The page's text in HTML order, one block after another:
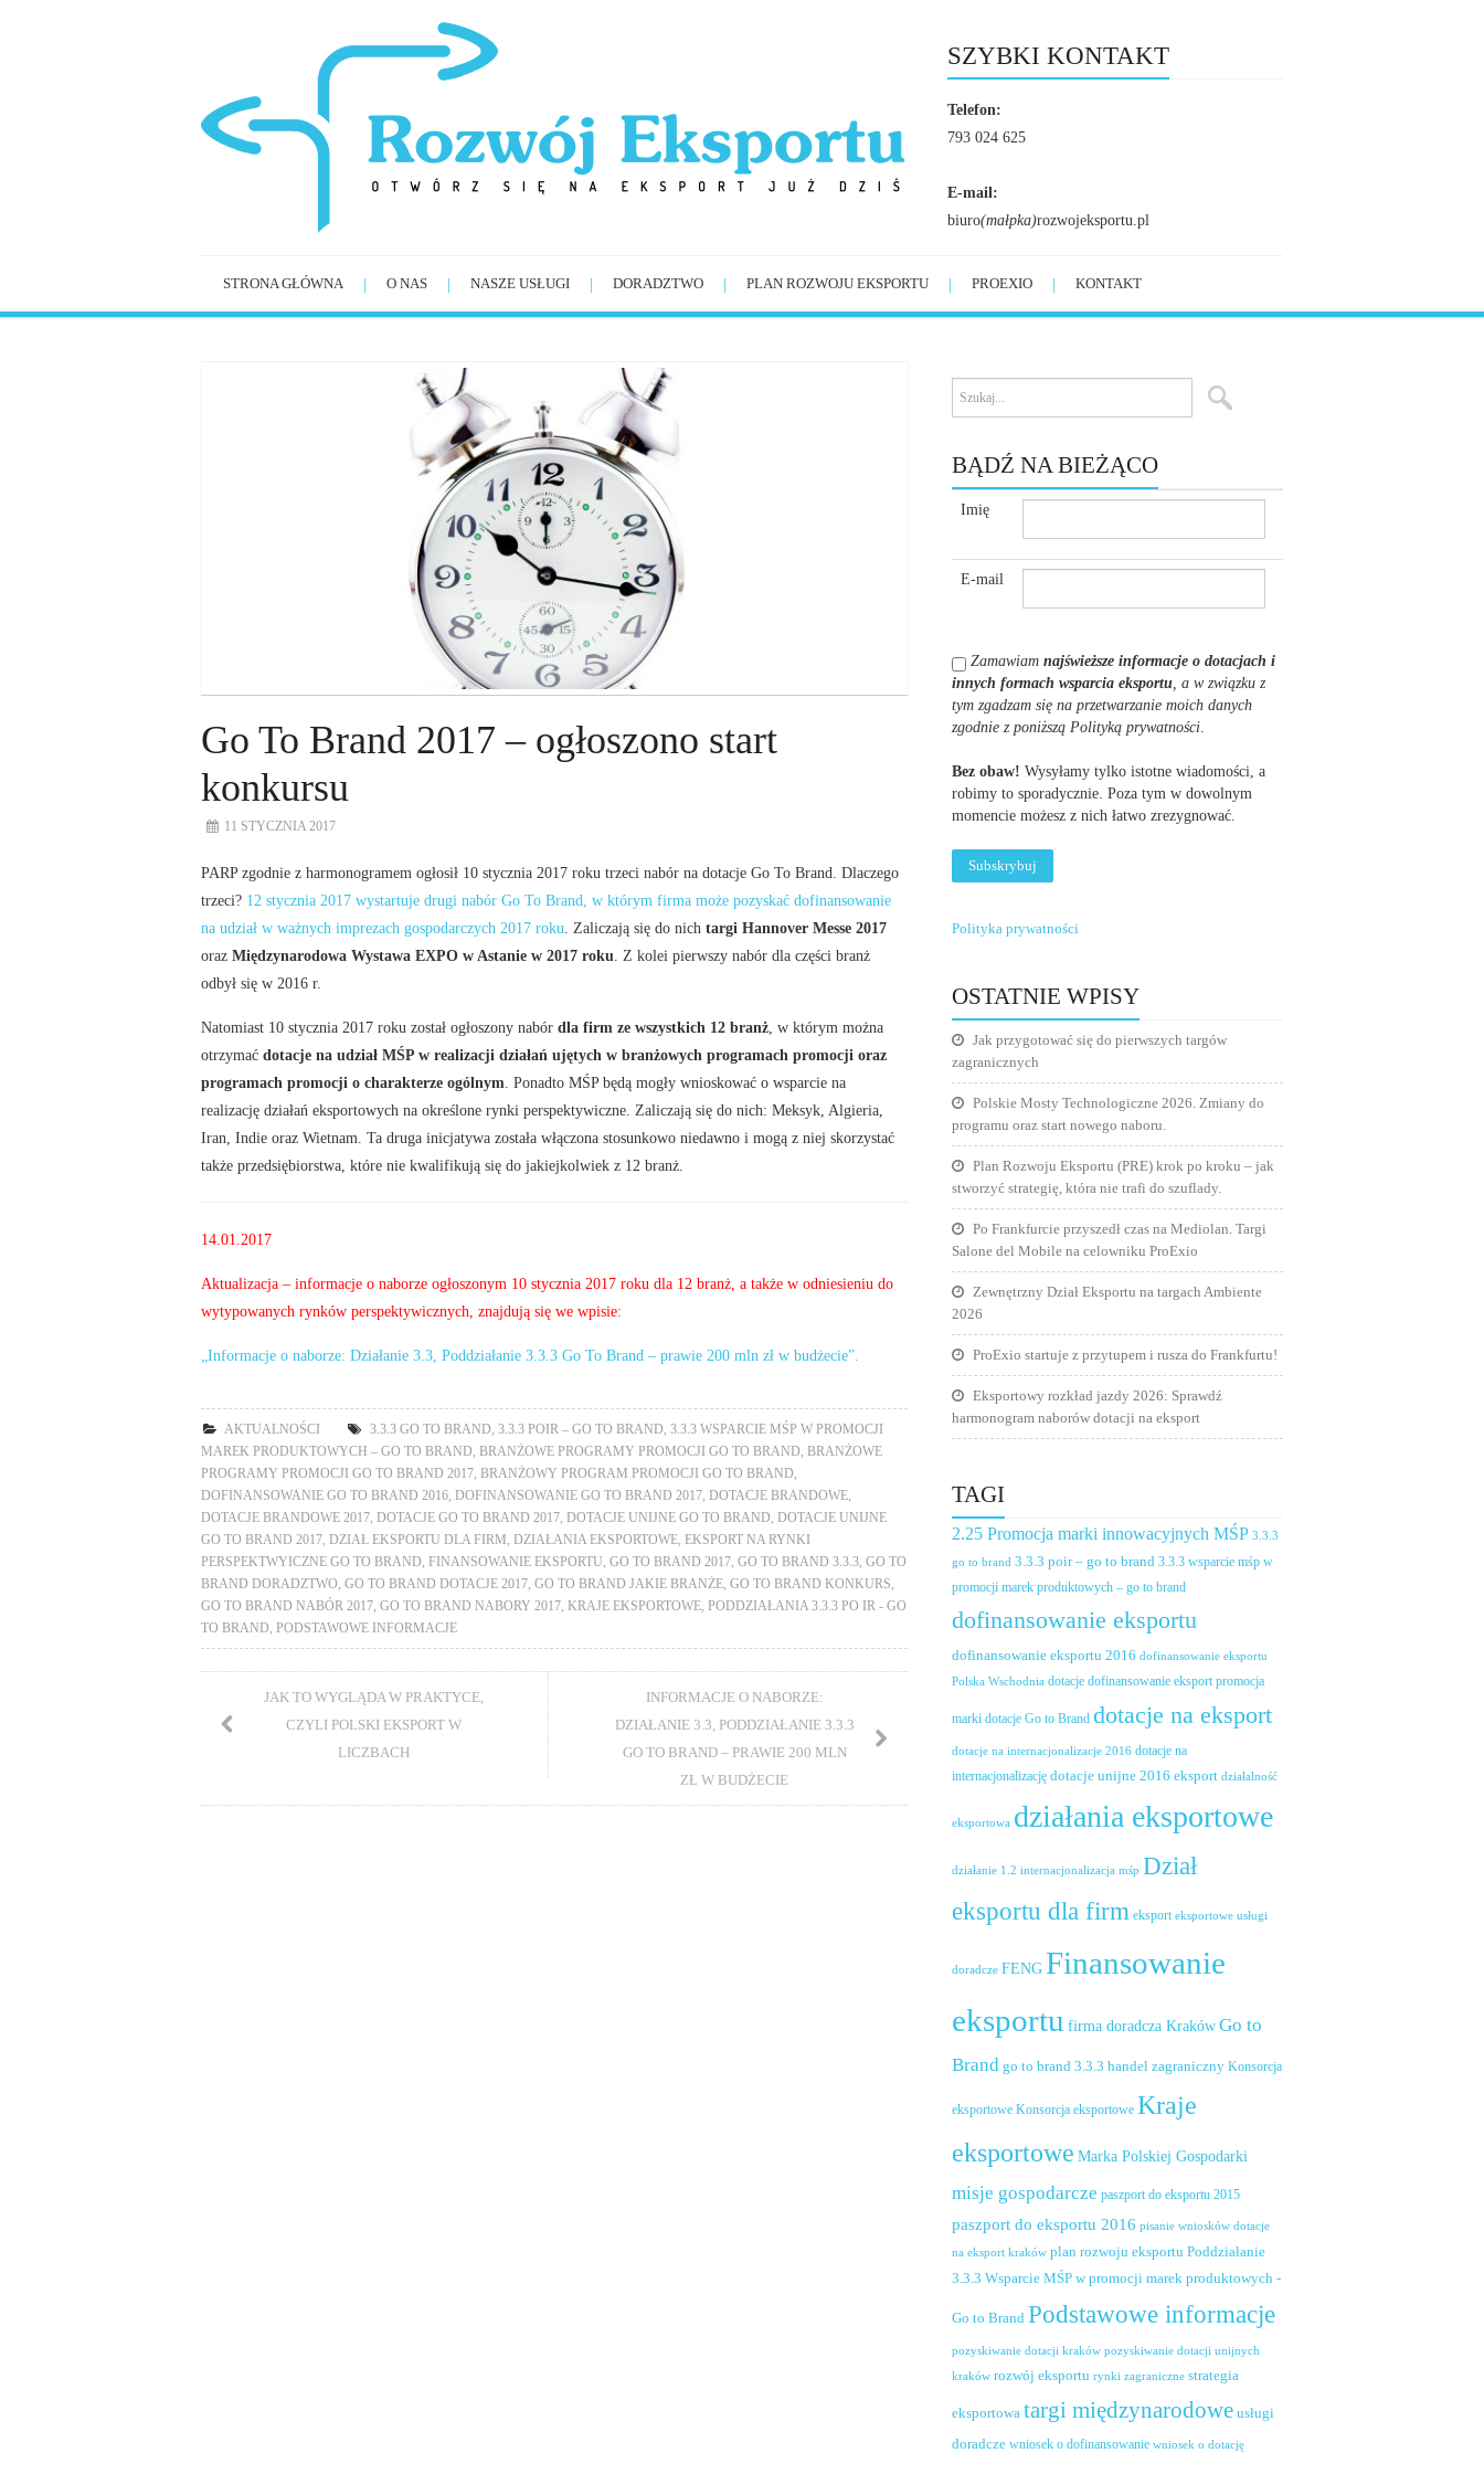
SZYBKI KONTAKT
Telefon:
793 024 625
E-mail:
biuro(małpka)rozwojeksportu.pl
STRONA GŁÓWNA O NAS NASZE USŁUGI DORADZTWO PLAN ROZWOJU EKSPORTU PROEXIO KONTAKT
Go To Brand 2017 – ogłoszono start
konkursu
11 STYCZNIA 2017
PARP zgodnie z harmonogramem ogłosił 10 stycznia 2017 roku trzeci nabór na dotacje Go To Brand. Dlaczego
trzeci? 12 stycznia 2017 wystartuje drugi nabór Go To Brand, w którym firma może pozyskać dofinansowanie
na udział w ważnych imprezach gospodarczych 2017 roku . Zaliczają się do nich targi Hannover Messe 2017
oraz Międzynarodowa Wystawa EXPO w Astanie w 2017 roku . Z kolei pierwszy nabór dla części branż
odbył się w 2016 r.
Natomiast 10 stycznia 2017 roku został ogłoszony nabór dla firm ze wszystkich 12 branż , w którym można
otrzymać dotacje na udział MŚP w realizacji działań ujętych w branżowych programach promocji oraz
programach promocji o charakterze ogólnym . Ponadto MŚP będą mogły wnioskować o wsparcie na
realizację działań eksportowych na określone rynki perspektywiczne. Zaliczają się do nich: Meksyk, Algieria,
Iran, Indie oraz Wietnam. Ta druga inicjatywa została włączona stosunkowo niedawno i mogą z niej skorzystać
także przedsiębiorstwa, które nie kwalifikują się do jakiejkolwiek z 12 branż.
14.01.2017
Aktualizacja – informacje o naborze ogłoszonym 10 stycznia 2017 roku dla 12 branż, a także w odniesieniu do
wytypowanych rynków perspektywicznych, znajdują się we wpisie:
„Informacje o naborze: Działanie 3.3, Poddziałanie 3.3.3 Go To Brand – prawie 200 mln zł w budżecie”.
AKTUALNOŚCI 3.3.3 GO TO BRAND 3.3.3 POIR – GO TO BRAND 3.3.3 WSPARCIE MŚP W PROMOCJI
MAREK PRODUKTOWYCH – GO TO BRAND BRANŻOWE PROGRAMY PROMOCJI GO TO BRAND BRANŻOWE
PROGRAMY PROMOCJI GO TO BRAND 2017 BRANŻOWY PROGRAM PROMOCJI GO TO BRAND
DOFINANSOWANIE GO TO BRAND 2016 DOFINANSOWANIE GO TO BRAND 2017 DOTACJE BRANDOWE
DOTACJE BRANDOWE 2017 DOTACJE GO TO BRAND 2017 DOTACJE UNIJNE GO TO BRAND DOTACJE UNIJNE
GO TO BRAND 2017 DZIAŁ EKSPORTU DLA FIRM DZIAŁANIA EKSPORTOWE EKSPORT NA RYNKI
PERSPEKTWYICZNE GO TO BRAND FINANSOWANIE EKSPORTU GO TO BRAND 2017 GO TO BRAND 3.3.3 GO TO
BRAND DORADZTWO GO TO BRAND DOTACJE 2017 GO TO BRAND JAKIE BRANŻE GO TO BRAND KONKURS
GO TO BRAND NABÓR 2017 GO TO BRAND NABORY 2017 KRAJE EKSPORTOWE PODDZIAŁANIA 3.3.3 PO IR - GO
TO BRAND PODSTAWOWE INFORMACJE
JAK TO WYGLĄDA W PRAKTYCE,
CZYLI POLSKI EKSPORT W
LICZBACH
INFORMACJE O NABORZE:
DZIAŁANIE 3.3, PODDZIAŁANIE 3.3.3
GO TO BRAND – PRAWIE 200 MLN
ZŁ W BUDŻECIE
BĄDŹ NA BIEŻĄCO
Imię
E-mail
Zamawiam najświeższe informacje o dotacjach i
innych formach wsparcia eksportu, a w związku z
tym zgadzam się na przetwarzanie moich danych
zgodnie z poniższą Polityką prywatności.
Bez obaw! Wysyłamy tylko istotne wiadomości, a
robimy to sporadycznie. Poza tym w dowolnym
momencie możesz z nich łatwo zrezygnować.
Polityka prywatności
OSTATNIE WPISY
Jak przygotować się do pierwszych targów
zagranicznych
Polskie Mosty Technologiczne 2026. Zmiany do
programu oraz start nowego naboru.
Plan Rozwoju Eksportu (PRE) krok po kroku – jak
stworzyć strategię, która nie trafi do szuflady.
Po Frankfurcie przyszedł czas na Mediolan. Targi
Salone del Mobile na celowniku ProExio
Zewnętrzny Dział Eksportu na targach Ambiente
2026
ProExio startuje z przytupem i rusza do Frankfurtu!
Eksportowy rozkład jazdy 2026: Sprawdź
harmonogram naborów dotacji na eksport
TAGI
2.25 Promocja marki innowacyjnych MŚP 3.3.3
go to brand 3.3.3 poir – go to brand 3.3.3 wsparcie mśp w
promocji marek produktowych – go to brand
dofinansowanie eksportu
dofinansowanie eksportu 2016 dofinansowanie eksportu
Polska Wschodnia dotacje dofinansowanie eksport promocja
marki dotacje Go to Brand dotacje na eksport
dotacje na internacjonalizacje 2016 dotacje na
internacjonalizację dotacje unijne 2016 eksport działalność
eksportowa działania eksportowe
działanie 1.2 internacjonalizacja mśp Dział
eksportu dla firm eksport eksportowe usługi
doradcze FENG Finansowanie
eksportu firma doradcza KrakówGo to
Brand go to brand 3.3.3 handel zagraniczny Konsorcja
eksportowe Konsorcja eksportowe Kraje
eksportowe Marka Polskiej Gospodarki
misje gospodarcze paszport do eksportu 2015
paszport do eksportu 2016 pisanie wniosków dotacje
na eksport kraków plan rozwoju eksportu Poddziałanie
3.3.3 Wsparcie MŚP w promocji marek produktowych -
Go to Brand Podstawowe informacje
pozyskiwanie dotacji kraków pozyskiwanie dotacji unijnych
kraków rozwój eksportu rynki zagraniczne strategia
eksportowa targi międzynarodowe usługi
doradcze wniosek o dofinansowanie wniosek o dotację